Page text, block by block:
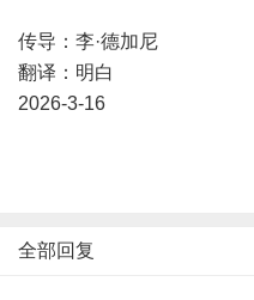
传导：李·德加尼
翻译：明白
2026-3-16
全部回复